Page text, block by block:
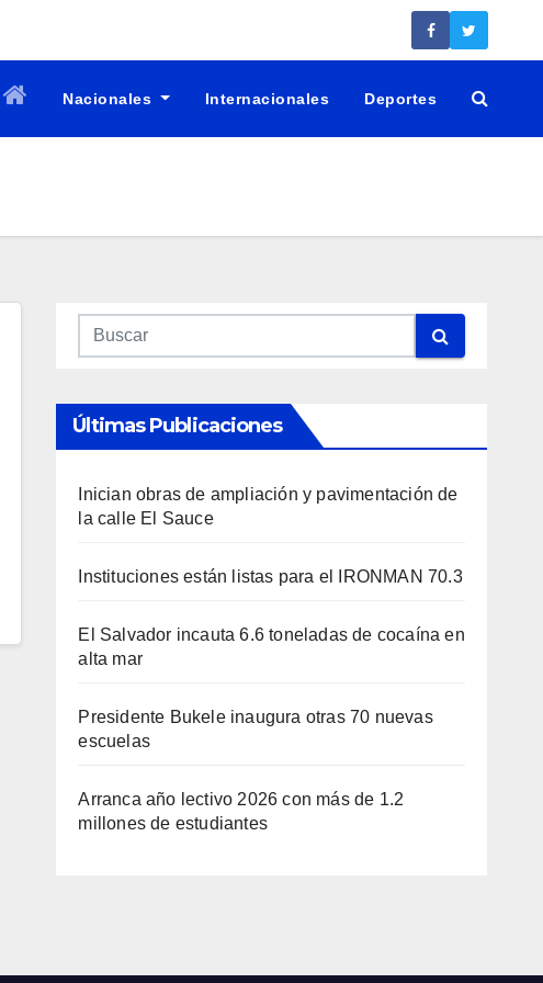
Nacionales Internacionales Deportes
Últimas Publicaciones
Inician obras de ampliación y pavimentación de
la calle El Sauce
Instituciones están listas para el IRONMAN 70.3
El Salvador incauta 6.6 toneladas de cocaína en
alta mar
Presidente Bukele inaugura otras 70 nuevas
escuelas
Arranca año lectivo 2026 con más de 1.2
millones de estudiantes